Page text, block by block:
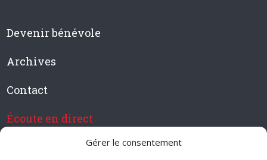
Gérer le consentement
Devenir bénévole
Archives
Contact
Écoute en direct